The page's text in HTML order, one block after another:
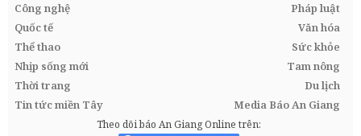
Công nghệ
Pháp luật
Quốc tế
Văn hóa
Thể thao
Sức khỏe
Nhịp sống mới
Tam nông
Thời trang
Du lịch
Tin tức miền Tây
Media Báo An Giang
Theo dõi báo An Giang Online trên: